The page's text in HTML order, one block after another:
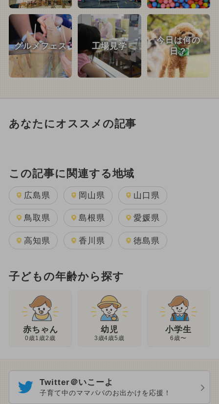
グルメフェス 工場見学
今日は何の
日？
あなたにオススメの記事
この記事に関連する地域
広島県 岡山県 山口県
鳥取県 島根県 愛媛県
高知県 香川県 徳島県
子どもの年齢から探す
赤ちゃん
0歳1歳2歳
幼児
3歳4歳5歳
小学生
6歳〜
Twitter＠いこーよ
子育て中のママパパのお出かけを応援！